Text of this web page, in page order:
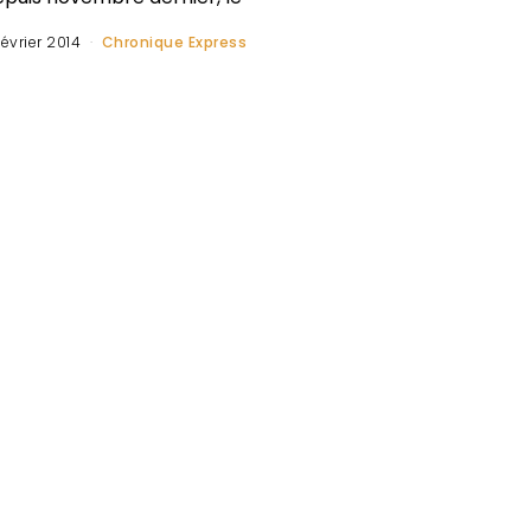
2014 Chronique Express